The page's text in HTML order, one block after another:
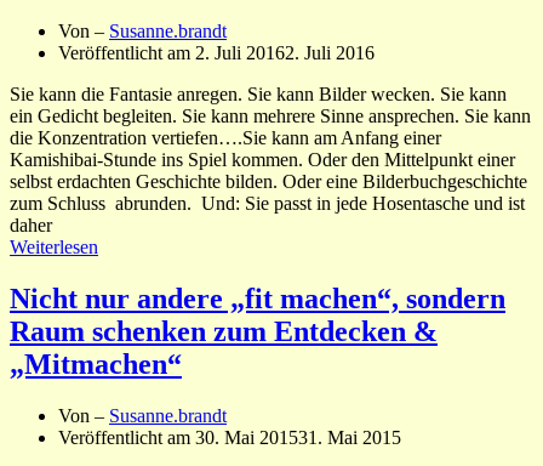
Von – Susanne.brandt
Veröffentlicht am 2. Juli 20162. Juli 2016
Sie kann die Fantasie anregen. Sie kann Bilder wecken. Sie kann
ein Gedicht begleiten. Sie kann mehrere Sinne ansprechen. Sie kann
die Konzentration vertiefen….Sie kann am Anfang einer
Kamishibai-Stunde ins Spiel kommen. Oder den Mittelpunkt einer
selbst erdachten Geschichte bilden. Oder eine Bilderbuchgeschichte
zum Schluss abrunden. Und: Sie passt in jede Hosentasche und ist
daher
Weiterlesen
Nicht nur andere „fit machen“, sondern
Raum schenken zum Entdecken &
„Mitmachen“
Von – Susanne.brandt
Veröffentlicht am 30. Mai 201531. Mai 2015